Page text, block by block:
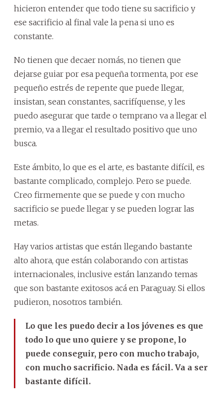
hicieron entender que todo tiene su sacrificio y
ese sacrificio al final vale la pena si uno es
constante.
No tienen que decaer nomás, no tienen que
dejarse guiar por esa pequeña tormenta, por ese
pequeño estrés de repente que puede llegar,
insistan, sean constantes, sacrifíquense, y les
puedo asegurar que tarde o temprano va a llegar el
premio, va a llegar el resultado positivo que uno
busca.
Este ámbito, lo que es el arte, es bastante difícil, es
bastante complicado, complejo. Pero se puede.
Creo firmemente que se puede y con mucho
sacrificio se puede llegar y se pueden lograr las
metas.
Hay varios artistas que están llegando bastante
alto ahora, que están colaborando con artistas
internacionales, inclusive están lanzando temas
que son bastante exitosos acá en Paraguay. Si ellos
pudieron, nosotros también.
Lo que les puedo decir a los jóvenes es que
todo lo que uno quiere y se propone, lo
puede conseguir, pero con mucho trabajo,
con mucho sacrificio. Nada es fácil. Va a ser
bastante difícil.